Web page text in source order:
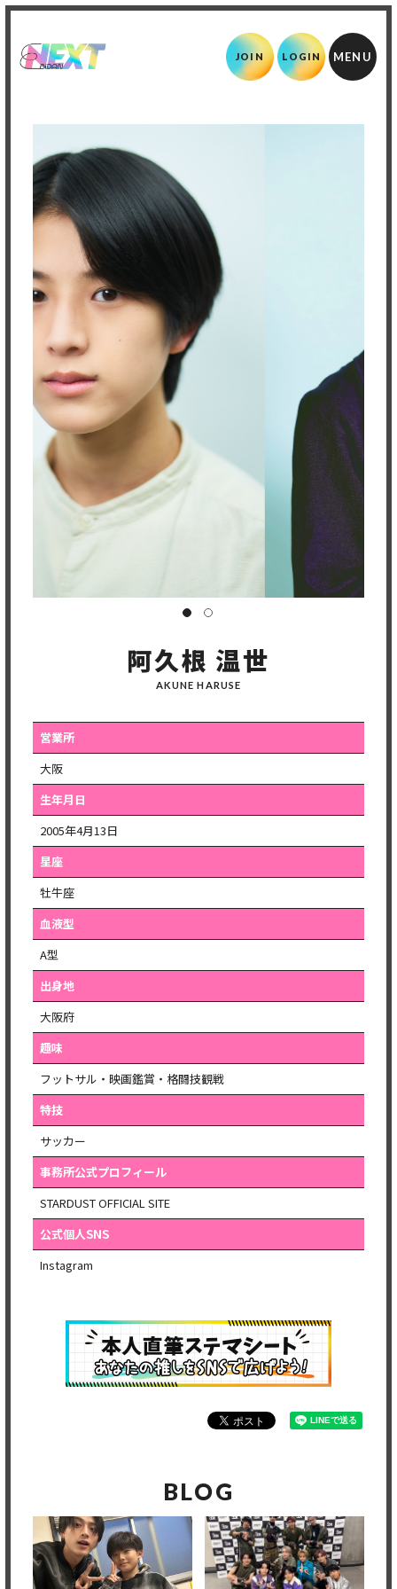
JOIN LOGIN
阿久根 温世
AKUNE HARUSE
営業所
大阪
生年月日
2005年4月13日
星座
牡牛座
血液型
A型
出身地
大阪府
趣味
フットサル・映画鑑賞・格闘技観戦
特技
サッカー
事務所公式プロフィール
STARDUST OFFICIAL SITE
公式個人SNS
Instagram
BLOG
Member's only